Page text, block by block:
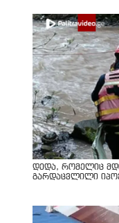
დედა, რომელიც
გარდაცვლილი